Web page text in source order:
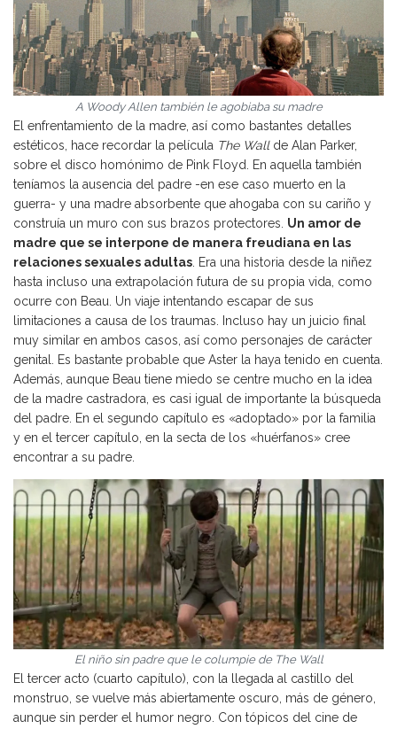
A Woody Allen también le agobiaba su madre
El enfrentamiento de la madre, así como bastantes detalles
estéticos, hace recordar la película The Wallde Alan Parker,
sobre el disco homónimo de Pink Floyd. En aquella también
teníamos la ausencia del padre -en ese caso muerto en la
guerra- y una madre absorbente que ahogaba con su cariño y
construía un muro con sus brazos protectores. Un amor de
madre que se interpone de manera freudiana en las
relaciones sexuales adultas . Era una historia desde la niñez
hasta incluso una extrapolación futura de su propia vida, como
ocurre con Beau. Un viaje intentando escapar de sus
limitaciones a causa de los traumas. Incluso hay un juicio final
muy similar en ambos casos, así como personajes de carácter
genital. Es bastante probable que Aster la haya tenido en cuenta.
Además, aunque Beau tiene miedo se centre mucho en la idea
de la madre castradora, es casi igual de importante la búsqueda
del padre. En el segundo capítulo es «adoptado» por la familia
y en el tercer capítulo, en la secta de los «huérfanos» cree
encontrar a su padre.
El niño sin padre que le columpie de The Wall
El tercer acto (cuarto capítulo), con la llegada al castillo del
monstruo, se vuelve más abiertamente oscuro, más de género,
aunque sin perder el humor negro. Con tópicos del cine de